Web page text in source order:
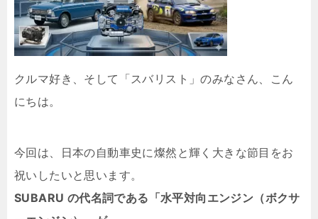
クルマ好き、そして「スバリスト」のみなさん、こん
にちは。
今回は、日本の自動車史に燦然と輝く大きな節目をお
祝いしたいと思います。
SUBARU の代名詞である「水平対向エンジン（ボクサ